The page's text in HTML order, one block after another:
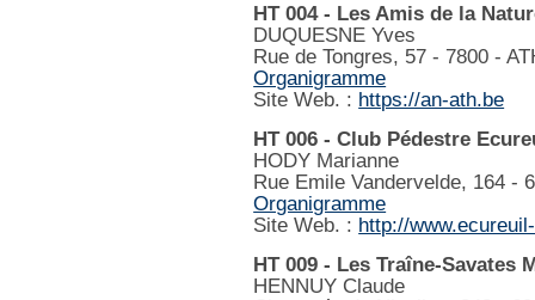
HT 004 - Les Amis de la
DUQUESNE Yves
Rue de Tongres, 57 - 7800 -
Organigramme
Site Web. : https://an-ath.be
HT 006 - Club Pédestre
HODY Marianne
Rue Emile Vandervelde, 164 -
Organigramme
Site Web. : http://
HT 009 - Les Traîne-Savates
HENNUY Claude